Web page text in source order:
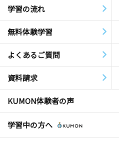
学習の流れ
無料体験学習
よくあるご質問
資料請求
KUMON体験者の声
学習中の方へ